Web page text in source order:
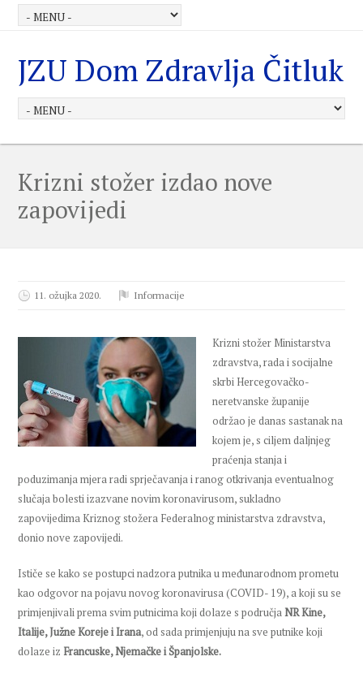
JZU Dom Zdravlja Čitluk
Krizni stožer izdao nove
zapovijedi
11. ožujka 2020. Informacije
Krizni stožer Ministarstva
zdravstva, rada i socijalne
skrbi Hercegovačko-
neretvanske županije
održao je danas sastanak na
kojem je, s ciljem daljnjeg
praćenja stanja i
poduzimanja mjera radi sprječavanja i ranog otkrivanja eventualnog
slučaja bolesti izazvane novim koronavirusom, sukladno
zapovijedima Kriznog stožera Federalnog ministarstva zdravstva,
donio nove zapovijedi.
Ističe se kako se postupci nadzora putnika u međunarodnom prometu
kao odgovor na pojavu novog koronavirusa (COVID- 19), a koji su se
primjenjivali prema svim putnicima koji dolaze s područjaNR Kine,
Italije, Južne Koreje i Irana, od sada primjenjuju na sve putnike koji
dolaze iz Francuske, Njemačke i Španjolske.